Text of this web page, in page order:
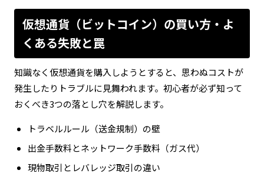
仮想通貨（ビットコイン）の買い方・よ
くある失敗と罠
知識なく仮想通貨を購入しようとすると、思わぬコストが
発生したりトラブルに見舞われます。初心者が必ず知って
おくべき3つの落とし穴を解説します。
トラベルルール（送金規制）の壁
出金手数料とネットワーク手数料（ガス代）
現物取引とレバレッジ取引の違い